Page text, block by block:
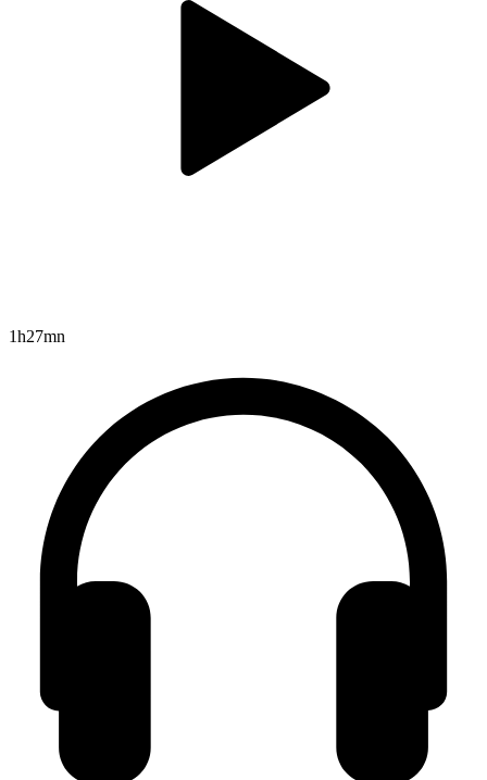
1h27mn